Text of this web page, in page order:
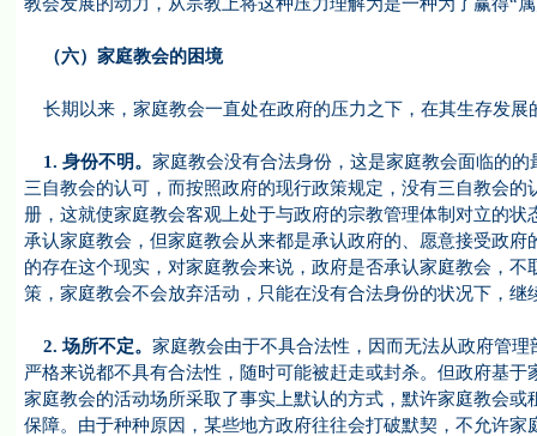
（六）家庭教会的困境
长期以来，家庭教会一直处在政府的压力之下，在其生存发
1. 身份不明。 家庭教会没有合法身份，这是家庭教会面临的
三自教会的认可，而按照政府的现行政策规定，没有三自教会
册，这就使家庭教会客观上处于与政府的宗教管理体制对立的
承认家庭教会，但家庭教会从来都是承认政府的、愿意接受政
的存在这个现实，对家庭教会来说，政府是否承认家庭教会，
策，家庭教会不会放弃活动，只能在没有合法身份的状况下，继
2. 场所不定。 家庭教会由于不具合法性，因而无法从政府管
严格来说都不具有合法性，随时可能被赶走或封杀。但政府基
家庭教会的活动场所采取了事实上默认的方式，默许家庭教会
保障。由于种种原因，某些地方政府往往会打破默契，不允许